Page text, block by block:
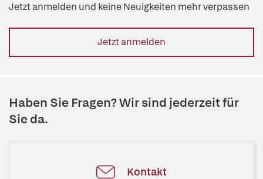
Jetzt anmelden und keine Neuigkeiten mehr verpassen
Jetzt anmelden
Haben Sie Fragen? Wir sind jederzeit für
Sie da.
Kontakt